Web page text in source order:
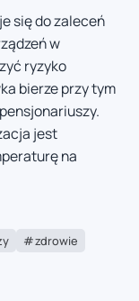
się do zaleceń
w
ryzyko
bierze przy tym
jest
na
zdrowie